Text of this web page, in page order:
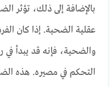
بالإضافة إلى ذلك، تؤثر
عقلية الضحية. إذا كان
والضحية، فإنه قد يبدأ
التحكم في مصيره. هذه